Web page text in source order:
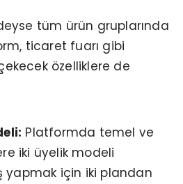
tüm ürün gruplarında
ticaret fuarı gibi
özelliklere de
Platformda temel ve
iki üyelik modeli
yapmak için iki plandan